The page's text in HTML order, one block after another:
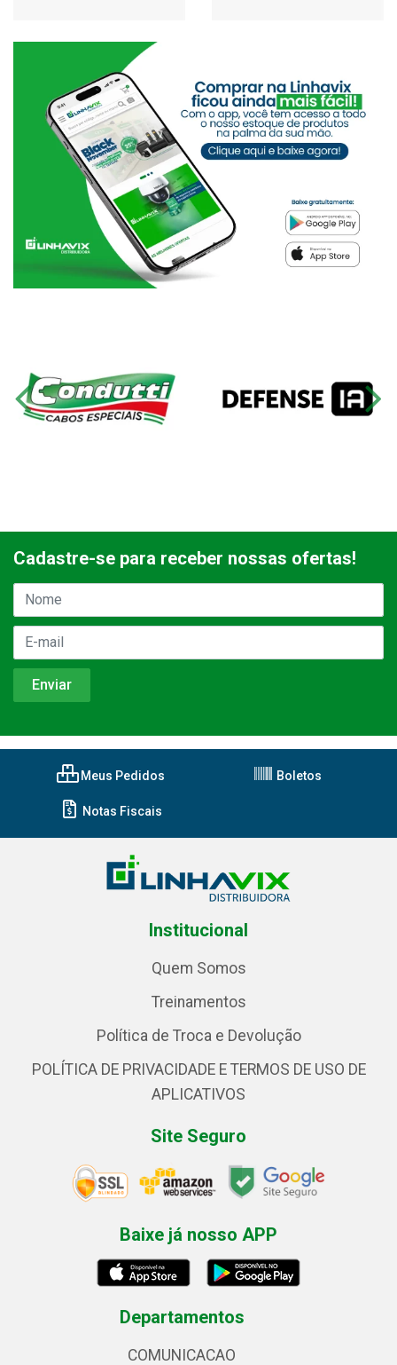
Cadastre-se para receber nossas ofertas!
Meus Pedidos Boletos
Notas Fiscais
Institucional
Quem Somos
Treinamentos
Política de Troca e Devolução
POLÍTICA DE PRIVACIDADE E TERMOS DE USO DE
APLICATIVOS
Site Seguro
Baixe já nosso APP
Departamentos
COMUNICACAO